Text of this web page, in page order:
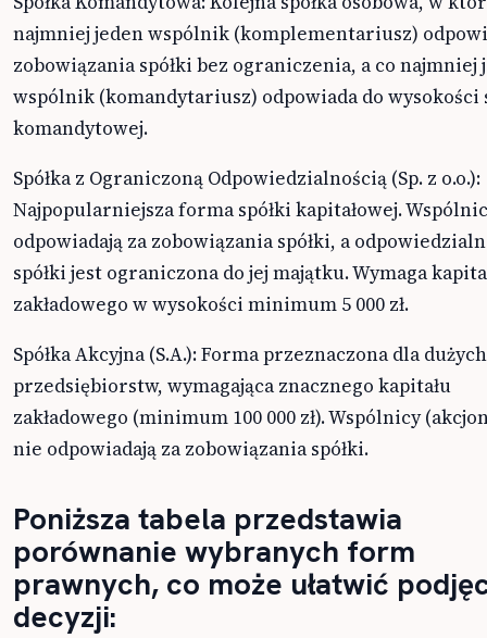
najmniej jeden wspólnik (komplementariusz)
zobowiązania spółki bez ograniczenia, a co najmniej
wspólnik (komandytariusz) odpowiada do wysokości
komandytowej.
Spółka z Ograniczoną Odpowiedzialnością (Sp. z o.o.):
Najpopularniejsza forma spółki kapitałowej.
odpowiadają za zobowiązania spółki, a
spółki jest ograniczona do jej majątku. Wymaga
zakładowego w wysokości minimum 5 000 zł.
Spółka Akcyjna (S.A.): Forma przeznaczona dla dużych
przedsiębiorstw, wymagająca znacznego kapitału
zakładowego (minimum 100 000 zł). Wspólnicy
nie odpowiadają za zobowiązania spółki.
Poniższa tabela przedstawia
porównanie wybranych form
prawnych, co może ułatwić
decyzji: